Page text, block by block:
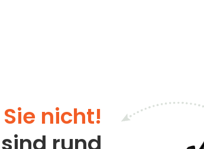
nicht!